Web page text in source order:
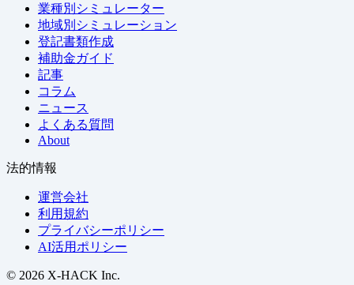
業種別シミュレーター
地域別シミュレーション
登記書類作成
補助金ガイド
記事
コラム
ニュース
よくある質問
About
法的情報
運営会社
利用規約
プライバシーポリシー
AI活用ポリシー
© 2026 X-HACK Inc.